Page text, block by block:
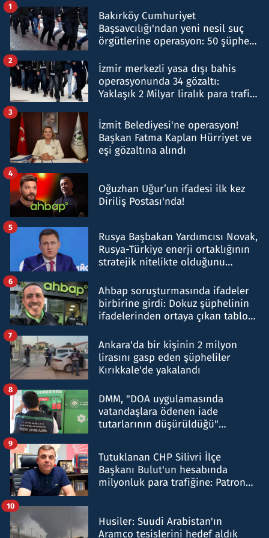
Bakırköy Cumhuriyet
Başsavcılığı'ndan yeni nesil suç
örgütlerine operasyon: 50 şüpheli
1
İzmir merkezli yasa dışı bahis
operasyonunda 34 gözaltı:
Yaklaşık 2 Milyar liralık para trafiği
2
İzmit Belediyesi'ne operasyon!
Başkan Fatma Kaplan Hürriyet ve
eşi gözaltına alındı
3
Oğuzhan Uğur’un ifadesi ilk kez
Diriliş Postası'nda!
4
Rusya Başbakan Yardımcısı Novak,
Rusya-Türkiye enerji ortaklığının
stratejik nitelikte olduğunu
5
Ahbap soruşturmasında ifadeler
birbirine girdi: Dokuz şüphelinin
ifadelerinden ortaya çıkan tablo
6
Ankara'da bir kişinin 2 milyon
lirasını gasp eden şüpheliler
Kırıkkale'de yakalandı
7
DMM, "DOA uygulamasında
vatandaşlara ödenen iade
tutarlarının düşürüldüğü"
8
Tutuklanan CHP Silivri İlçe
Başkanı Bulut'un hesabında
milyonluk para trafiğine: Patron
9
Husiler: Suudi Arabistan'ın
Aramco tesislerini hedef aldık
10